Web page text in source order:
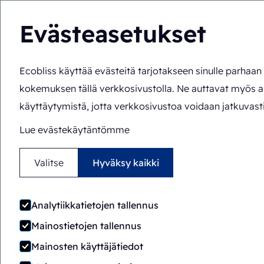
Evästeasetukset
Ecobliss käyttää evästeitä tarjotakseen sinulle
kokemuksen tällä verkkosivustolla. Ne auttavat myös
käyttäytymistä, jotta verkkosivustoa voidaan
Lue evästekäytäntömme
Valitse Hyväksy kaikki
Analytiikkatietojen tallennus
Mainostietojen tallennus
Mainosten käyttäjätiedot
Ratkaisut
FI
Olet täällä:
Etusivu > Ratkaisut > Pakkauskoneet > BSC14-